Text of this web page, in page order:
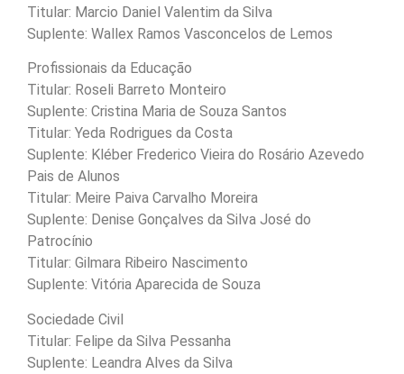
Titular: Marcio Daniel Valentim da Silva
Suplente: Wallex Ramos Vasconcelos de Lemos
Profissionais da Educação
Titular: Roseli Barreto Monteiro
Suplente: Cristina Maria de Souza Santos
Titular: Yeda Rodrigues da Costa
Suplente: Kléber Frederico Vieira do Rosário Azevedo
Pais de Alunos
Titular: Meire Paiva Carvalho Moreira
Suplente: Denise Gonçalves da Silva José do
Patrocínio
Titular: Gilmara Ribeiro Nascimento
Suplente: Vitória Aparecida de Souza
Sociedade Civil
Titular: Felipe da Silva Pessanha
Suplente: Leandra Alves da Silva